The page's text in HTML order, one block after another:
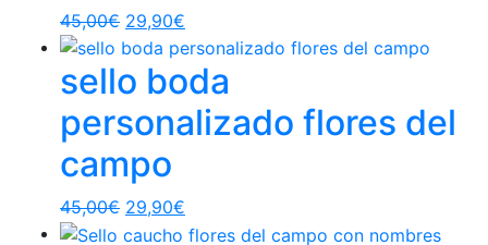
45,00€ 29,90€
sello boda
personalizado flores del
campo
45,00€ 29,90€